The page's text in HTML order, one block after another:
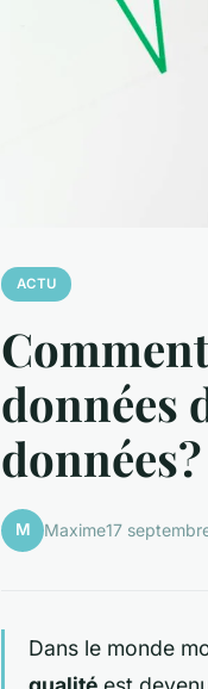
ACTU
données
données?
M Maxime17
Dans le monde